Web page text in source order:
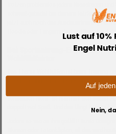
schweißgebadet bei deinem letzten
jetzt auch noch das Ausdauertraining zur
Hoodie oder Langarmshirt griffbereit auf
Bei Sportnahrung-Engel gibt es
Passform und ein modernes und
möchte man sich schließlich sich selbst
schließlich nicht: Ist man mit sich selbst
doppelt viel Spaß. Und das fängt bereits
Lust auf
Engel
Auf
Nein,